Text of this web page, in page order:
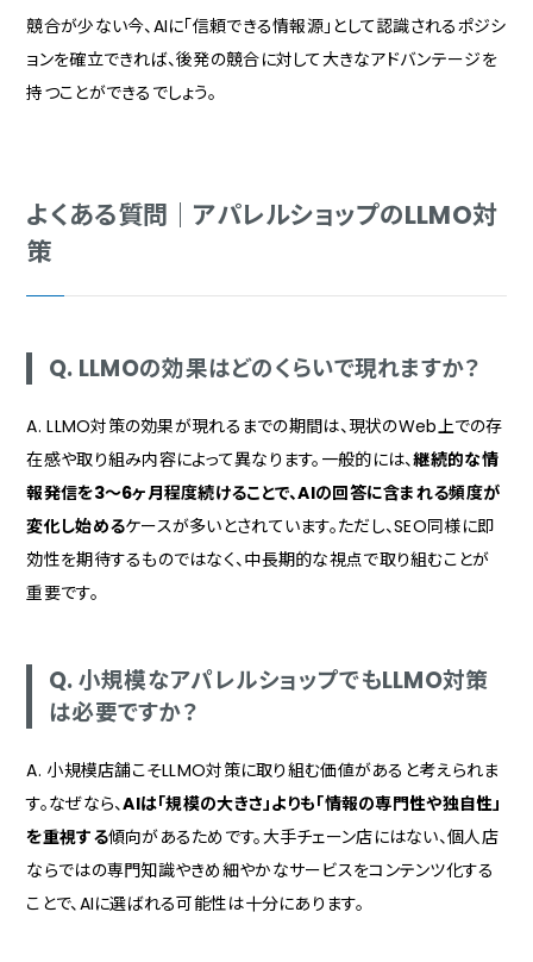
競合が少ない今、AIに「信頼できる情報源」として認識されるポジシ
ョンを確立できれば、後発の競合に対して大きなアドバンテージを
持つことができるでしょう。
よくある質問｜アパレルショップのLLMO対
策
Q. LLMOの効果はどのくらいで現れますか？
A. LLMO対策の効果が現れるまでの期間は、現状のWeb上での存
在感や取り組み内容によって異なります。一般的には、継続的な情
報発信を3〜6ヶ月程度続けることで、AIの回答に含まれる頻度が
変化し始めるケースが多いとされています。ただし、SEO同様に即
効性を期待するものではなく、中長期的な視点で取り組むことが
重要です。
Q. 小規模なアパレルショップでもLLMO対策
は必要ですか？
A. 小規模店舗こそLLMO対策に取り組む価値があると考えられま
す。なぜなら、AIは「規模の大きさ」よりも「情報の専門性や独自性」
を重視する傾向があるためです。大手チェーン店にはない、個人店
ならではの専門知識やきめ細やかなサービスをコンテンツ化する
ことで、AIに選ばれる可能性は十分にあります。